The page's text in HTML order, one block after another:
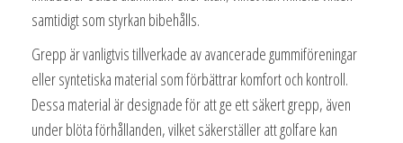
samtidigt som styrkan bibehålls.
Grepp är vanligtvis tillverkade av avancerade gummiföreningar
eller syntetiska material som förbättrar komfort och kontroll.
Dessa material är designade för att ge ett säkert grepp, även
under blöta förhållanden, vilket säkerställer att golfare kan